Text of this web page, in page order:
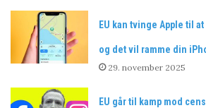
EU kan tvinge Apple til
og det vil ramme din
29. november 2025
EU går til kamp mod